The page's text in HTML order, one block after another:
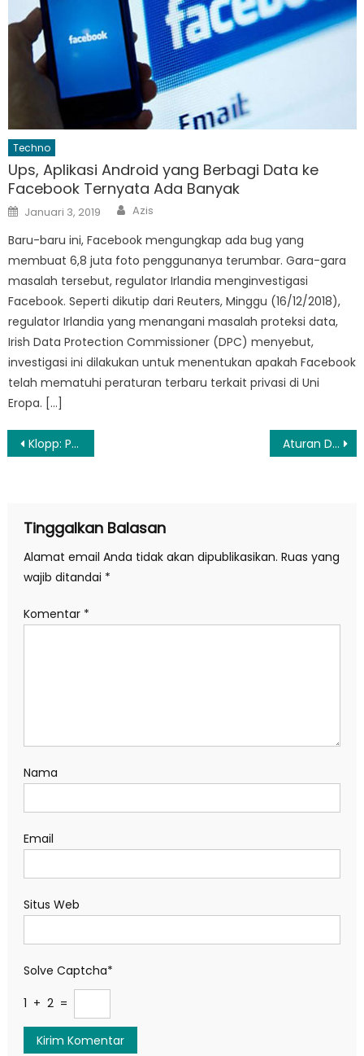
Techno
Ups, Aplikasi Android yang Berbagi Data ke
Facebook Ternyata Ada Banyak
Posted
on
Januari 3, 2019 Author
Azis
Baru-baru ini, Facebook mengungkap ada bug yang
membuat 6,8 juta foto penggunanya terumbar. Gara-gara
masalah tersebut, regulator Irlandia menginvestigasi
Facebook. Seperti dikutip dari Reuters, Minggu (16/12/2018),
regulator Irlandia yang menangani masalah proteksi data,
Irish Data Protection Commissioner (DPC) menyebut,
investigasi ini dilakukan untuk menentukan apakah Facebook
telah mematuhi peraturan terbaru terkait privasi di Uni
Eropa. […]
Navigasi
Klopp: Perkembangan Andrew Robertson di Liverpool Luar Biasa Aturan DP 0 Persen Kendaraan Bermotor Kontraproduktif dengan Proyek MRT
Tinggalkan Balasan
Alamat email Anda tidak akan dipublikasikan. Ruas yang
wajib ditandai *
Komentar *
Nama
Email
Situs Web
Solve Captcha*
1 + 2 =